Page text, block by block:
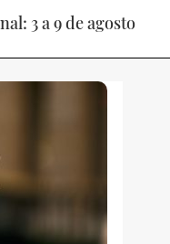
3 a 9 de agosto